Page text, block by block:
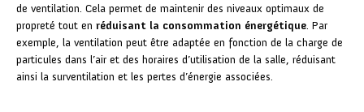
de ventilation. Cela permet de maintenir des niveaux optimaux de
propreté tout en réduisant la consommation énergétique. Par
exemple, la ventilation peut être adaptée en fonction de la charge de
particules dans l’air et des horaires d’utilisation de la salle, réduisant
ainsi la surventilation et les pertes d’énergie associées.